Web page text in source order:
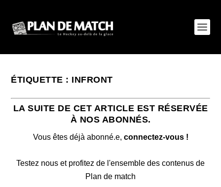
ÉTIQUETTE : INFRONT
LA SUITE DE CET ARTICLE EST RÉSERVÉE
À NOS ABONNÉS.
Vous êtes déjà abonné.e, connectez-vous !
Testez nous et profitez de l'ensemble des contenus de
Plan de match